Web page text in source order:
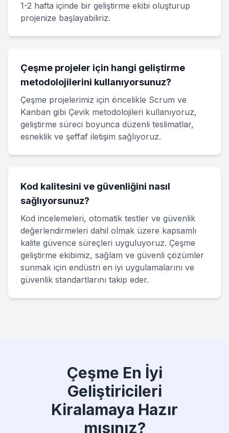
1-2 hafta içinde bir geliştirme ekibi oluşturup
projenize başlayabiliriz.
Çeşme projeler için hangi geliştirme
metodolojilerini kullanıyorsunuz?
Çeşme projelerimiz için öncelikle Scrum ve
Kanban gibi Çevik metodolojileri kullanıyoruz,
geliştirme süreci boyunca düzenli teslimatlar,
esneklik ve şeffaf iletişim sağlıyoruz.
Kod kalitesini ve güvenliğini nasıl
sağlıyorsunuz?
Kod incelemeleri, otomatik testler ve güvenlik
değerlendirmeleri dahil olmak üzere kapsamlı
kalite güvence süreçleri uyguluyoruz. Çeşme
geliştirme ekibimiz, sağlam ve güvenli çözümler
sunmak için endüstri en iyi uygulamalarını ve
güvenlik standartlarını takip eder.
Çeşme En İyi
Geliştiricileri
Kiralamaya Hazır
mısınız?